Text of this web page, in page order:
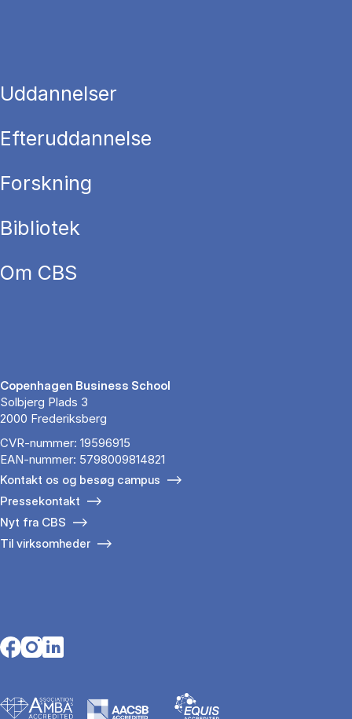
Uddannelser
Efteruddannelse
Forskning
Bibliotek
Om CBS
Copenhagen Business School
Solbjerg Plads 3
2000 Frederiksberg
CVR-nummer: 19596915
EAN-nummer: 5798009814821
Kontakt os og besøg campus
Pressekontakt
Nyt fra CBS
Til virksomheder
Opens in a new tab
Opens in a new tab
Opens in a new tab